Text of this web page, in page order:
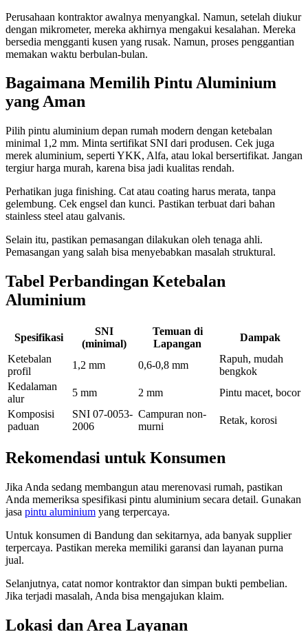
Perusahaan kontraktor awalnya menyangkal. Namun, setelah diukur
dengan mikrometer, mereka akhirnya mengakui kesalahan. Mereka
bersedia mengganti kusen yang rusak. Namun, proses penggantian
memakan waktu berbulan-bulan.
Bagaimana Memilih Pintu Aluminium
yang Aman
Pilih pintu aluminium depan rumah modern dengan ketebalan
minimal 1,2 mm. Minta sertifikat SNI dari produsen. Cek juga
merek aluminium, seperti YKK, Alfa, atau lokal bersertifikat. Jangan
tergiur harga murah, karena bisa jadi kualitas rendah.
Perhatikan juga finishing. Cat atau coating harus merata, tanpa
gelembung. Cek engsel dan kunci. Pastikan terbuat dari bahan
stainless steel atau galvanis.
Selain itu, pastikan pemasangan dilakukan oleh tenaga ahli.
Pemasangan yang salah bisa menyebabkan masalah struktural.
Tabel Perbandingan Ketebalan
Aluminium
Spesifikasi
SNI
(minimal)
Temuan di
Lapangan
Dampak
Ketebalan
profil
1,2 mm 0,6-0,8 mm
Rapuh, mudah
bengkok
Kedalaman
alur
5 mm 2 mm
Pintu macet, bocor
Komposisi
paduan
SNI 07-0053-
2006
Campuran non-
murni
Retak, korosi
Rekomendasi untuk Konsumen
Jika Anda sedang membangun atau merenovasi rumah, pastikan
Anda memeriksa spesifikasi pintu aluminium secara detail. Gunakan
jasa pintu aluminium yang terpercaya.
Untuk konsumen di Bandung dan sekitarnya, ada banyak supplier
terpercaya. Pastikan mereka memiliki garansi dan layanan purna
jual.
Selanjutnya, catat nomor kontraktor dan simpan bukti pembelian.
Jika terjadi masalah, Anda bisa mengajukan klaim.
Lokasi dan Area Layanan